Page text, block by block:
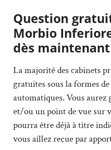
Question
Morbio
dès
La majorité des cabinets
gratuites sous la formes
automatiques. Vous
et/ou un point de vue sur
pourra être déjà à titre
vous aillez reçue par